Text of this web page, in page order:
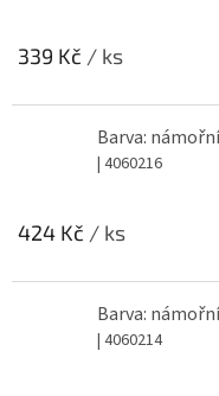
339 Kč / ks
Barva:
| 4060216
424 Kč / ks
Barva:
| 4060214